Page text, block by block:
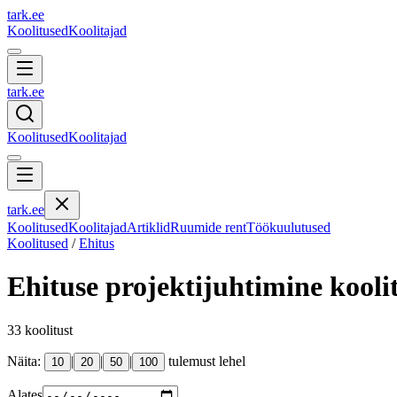
tark.ee
KoolitusedKoolitajad
tark.ee
KoolitusedKoolitajad
tark.ee
KoolitusedKoolitajadArtiklidRuumide rentTöökuulutused
Koolitused /Ehitus
Ehituse projektijuhtimine
33 koolitust
Näita: 10 | 20 | 50 | 100 tulemust lehel